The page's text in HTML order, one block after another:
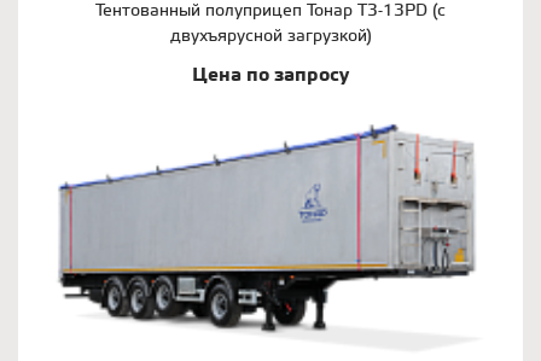
Тентованный полуприцеп Тонар T3-13PD (с
двухъярусной загрузкой)
Цена по запросу